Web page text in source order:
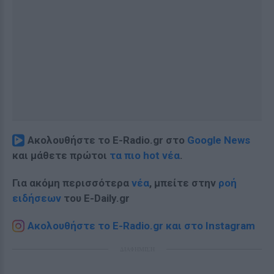
Ακολουθήστε το E-Radio.gr στο Google News
και μάθετε πρώτοι τα πιο hot νέα.
Για ακόμη περισσότερα νέα, μπείτε στην ροή
ειδήσεων του E-Daily.gr
Ακολουθήστε το E-Radio.gr και στο Instagram